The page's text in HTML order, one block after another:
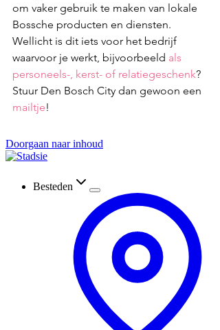
om vaker gebruik te maken van lokale
Bossche producten en diensten.
Wellicht is dit iets voor het bedrijf
waarvoor je werkt, bijvoorbeeld als
personeels-, kerst- of relatiegeschenk?
Stuur Den Bosch City dan gewoon een
mailtje!